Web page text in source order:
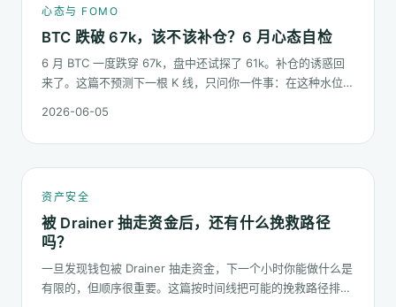
心态与 FOMO
BTC 跌破 67k，该不该补仓？6 月心态自检
6 月 BTC 一度跌穿 67k，盘中还试探了 61k。补仓的诱惑回
来了。这篇不预测下一根 K 线，只问你一件事：在这种水位面
2026-06-05
资产安全
被 Drainer 抽走资金后，还有什么挽救路径
吗？
一旦发现钱包被 Drainer 抽走资金，下一个小时你能做什么是
有限的，但顺序很重要。这篇按时间线把可能的挽救路径排一